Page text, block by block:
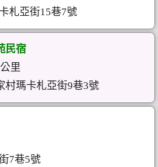
札亞街15巷7號
民宿
里
村瑪卡札亞街9巷3號
7巷5號